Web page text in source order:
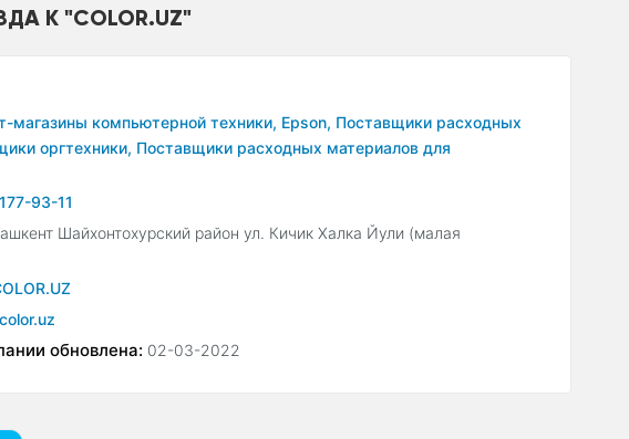
К "COLOR.UZ"
магазины компьютерной техники, Epson, Поставщики расходных
оргтехники, Поставщики расходных материалов для
93-11
Шайхонтохурский район ул. Кичик Халка Йули (малая
color.uz
обновлена: 02-03-2022